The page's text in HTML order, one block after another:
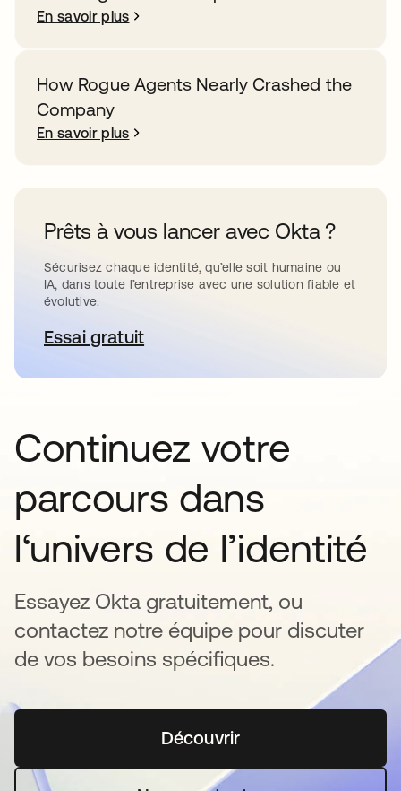
En savoir plus
How Rogue Agents Nearly Crashed the
Company
En savoir plus
Prêts à vous lancer avec Okta ?
Sécurisez chaque identité, qu’elle soit humaine ou
IA, dans toute l’entreprise avec une solution fiable et
évolutive.
Essai gratuits’ouvre dans un nouvel onglet
Continuez votre
parcours dans
l‘univers de l’identité
Essayez Okta gratuitement, ou
contactez notre équipe pour discuter
de vos besoins spécifiques.
Découvrirs’ouvre dans un nouvel